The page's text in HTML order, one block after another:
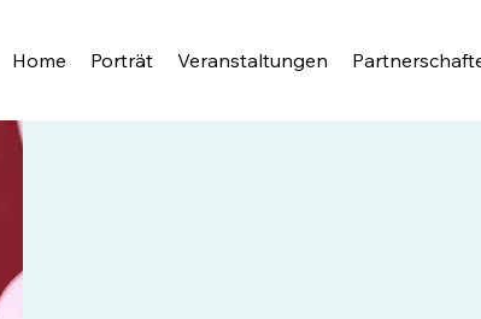
Home Porträt Veranstaltungen